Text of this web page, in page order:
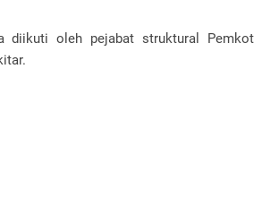
diikuti oleh pejabat struktural Pemkot